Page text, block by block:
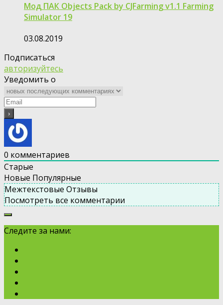
Мод ПАК Objects Pack by CJFarming v1.1 Farming
Simulator 19
03.08.2019
Подписаться
авторизуйтесь
Уведомить о
0 комментариев
Старые
Новые Популярные
Межтекстовые Отзывы
Посмотреть все комментарии
Следите за нами: